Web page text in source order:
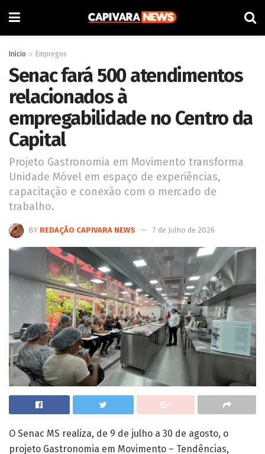
Inicio Empregos
Senac fará 500 atendimentos
relacionados à
empregabilidade no Centro da
Capital
Projeto Gastronomia em Movimento transforma
Unidade Móvel em espaço de experiências,
capacitação e conexão com o mercado de
trabalho.
BY REDAÇÃO CAPIVARA NEWS 7 de Julho de 2026
O Senac MS realiza, de 9 de julho a 30 de agosto, o
projeto Gastronomia em Movimento – Tendências,